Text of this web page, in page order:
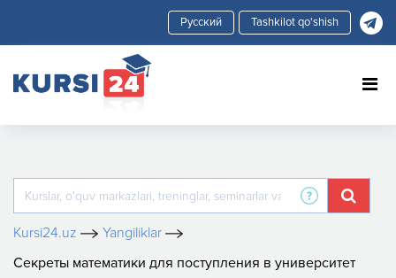
Tashkilot qo'shish
Kursi24.uz
Yangiliklar
Секреты математики для поступления в университет